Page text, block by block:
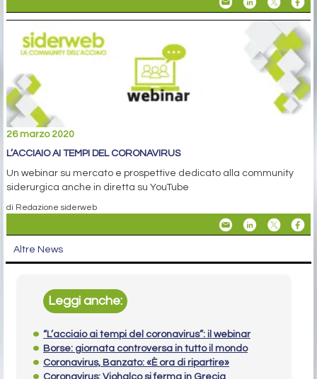
26 marzo 2020
L’ACCIAIO AI TEMPI DEL CORONAVIRUS
Un webinar su mercato e prospettive dedicato alla community
siderurgica anche in diretta su YouTube
di Redazione siderweb
Altre News
Leggi anche:
“L’acciaio ai tempi del coronavirus”: il webinar
Borse: giornata controversa in tutto il mondo
Coronavirus, Banzato: «È ora di ripartire»